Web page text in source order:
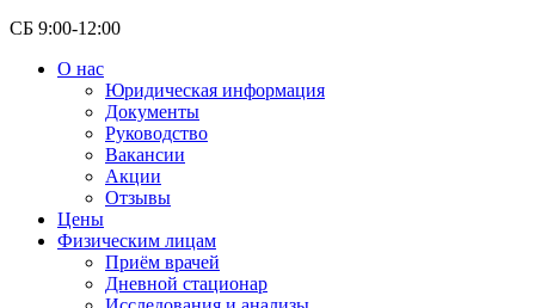
СБ 9:00-12:00
О нас
Юридическая информация
Документы
Руководство
Вакансии
Акции
Отзывы
Цены
Физическим лицам
Приём врачей
Дневной стационар